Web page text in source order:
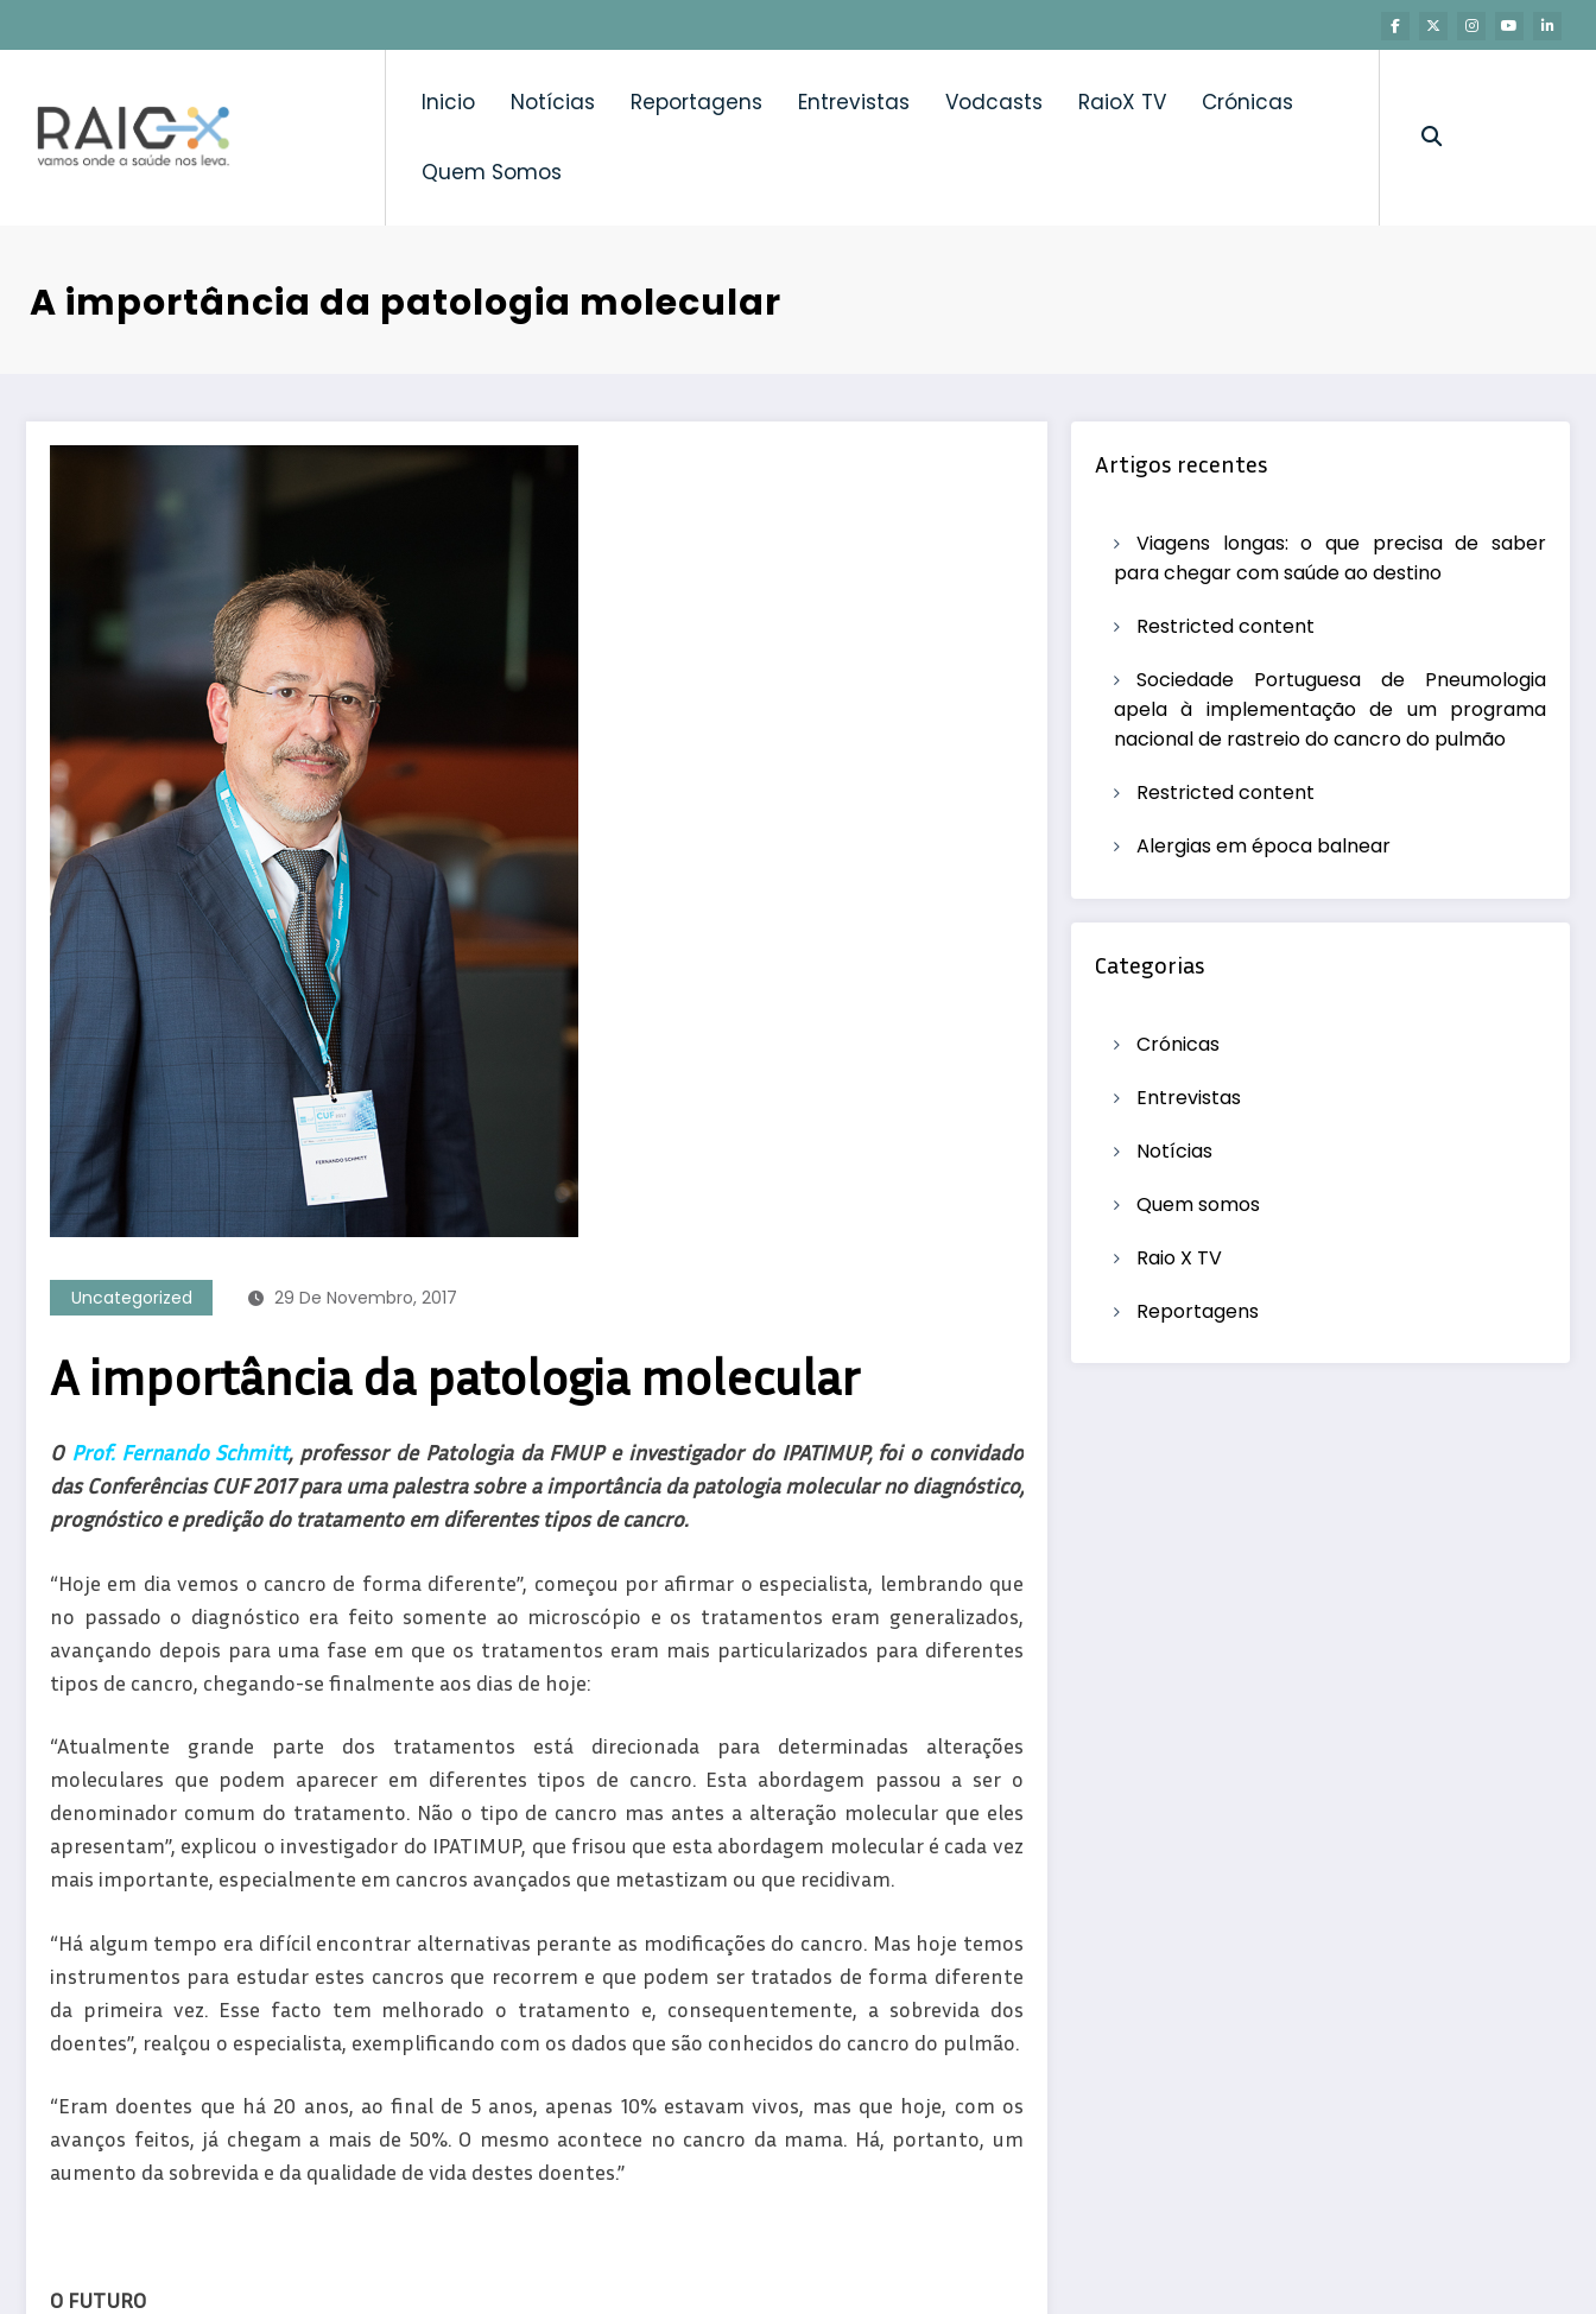
para
conteúdo
Inicio Notícias Reportagens Entrevistas Vodcasts RaioX TV Crónicas
Quem Somos
A importância da patologia molecular
Uncategorized 29 De Novembro, 2017
A importância da patologia molecular
O Prof. Fernando Schmitt, professor de Patologia da FMUP e investigador do IPATIMUP, foi o convidado
das Conferências CUF 2017 para uma palestra sobre a importância da patologia molecular no diagnóstico,
prognóstico e predição do tratamento em diferentes tipos de cancro.
“Hoje em dia vemos o cancro de forma diferente”, começou por afirmar o especialista, lembrando que
no passado o diagnóstico era feito somente ao microscópio e os tratamentos eram generalizados,
avançando depois para uma fase em que os tratamentos eram mais particularizados para diferentes
tipos de cancro, chegando-se finalmente aos dias de hoje:
“Atualmente grande parte dos tratamentos está direcionada para determinadas alterações
moleculares que podem aparecer em diferentes tipos de cancro. Esta abordagem passou a ser o
denominador comum do tratamento. Não o tipo de cancro mas antes a alteração molecular que eles
apresentam”, explicou o investigador do IPATIMUP, que frisou que esta abordagem molecular é cada vez
mais importante, especialmente em cancros avançados que metastizam ou que recidivam.
“Há algum tempo era difícil encontrar alternativas perante as modificações do cancro. Mas hoje temos
instrumentos para estudar estes cancros que recorrem e que podem ser tratados de forma diferente
da primeira vez. Esse facto tem melhorado o tratamento e, consequentemente, a sobrevida dos
doentes”, realçou o especialista, exemplificando com os dados que são conhecidos do cancro do pulmão.
“Eram doentes que há 20 anos, ao final de 5 anos, apenas 10% estavam vivos, mas que hoje, com os
avanços feitos, já chegam a mais de 50%. O mesmo acontece no cancro da mama. Há, portanto, um
aumento da sobrevida e da qualidade de vida destes doentes.”
O FUTURO
Artigos recentes
Viagens longas: o que precisa de saber
para chegar com saúde ao destino
Restricted content
Sociedade Portuguesa de Pneumologia
apela à implementação de um programa
nacional de rastreio do cancro do pulmão
Restricted content
Alergias em época balnear
Categorias
Crónicas
Entrevistas
Notícias
Quem somos
Raio X TV
Reportagens